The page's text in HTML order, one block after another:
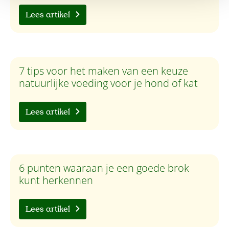
Lees artikel
7 tips voor het maken van een keuze
natuurlijke voeding voor je hond of kat
Lees artikel
6 punten waaraan je een goede brok
kunt herkennen
Lees artikel